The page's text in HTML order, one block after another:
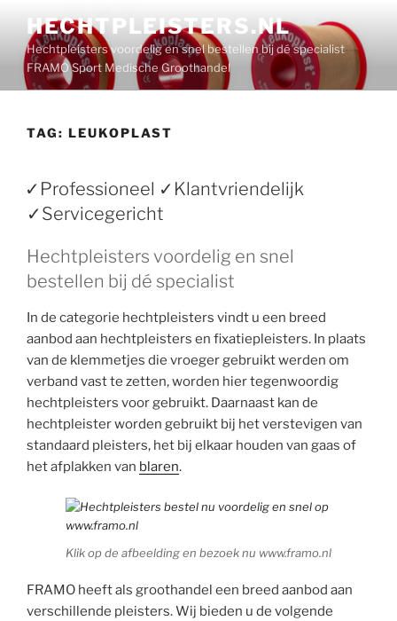
inhoud
HECHTPLEISTERS.NL
Hechtpleisters voordelig en snel bestellen bij dé specialist
FRAMO Sport Medische Groothandel
TAG: LEUKOPLAST
✓Professioneel ✓Klantvriendelijk
✓Servicegericht
Hechtpleisters voordelig en snel
bestellen bij dé specialist
In de categorie hechtpleisters vindt u een breed
aanbod aan hechtpleisters en fixatiepleisters. In plaats
van de klemmetjes die vroeger gebruikt werden om
verband vast te zetten, worden hier tegenwoordig
hechtpleisters voor gebruikt. Daarnaast kan de
hechtpleister worden gebruikt bij het verstevigen van
standaard pleisters, het bij elkaar houden van gaas of
het afplakken van blaren.
Klik op de afbeelding en bezoek nu www.framo.nl
FRAMO heeft als groothandel een breed aanbod aan
verschillende pleisters. Wij bieden u de volgende